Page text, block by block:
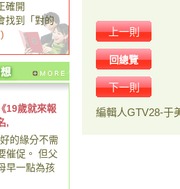
確開
找到「對的
)
《19歲就來報
,
好的緣分不需
催促。 但父
早一點為孩
上一則
回總覽
下一則
編輯人GTV28-于